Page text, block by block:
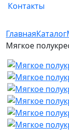
Контакты
ГлавнаяКаталог
Мягкое